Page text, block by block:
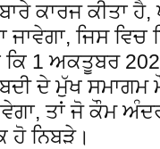
ਬਾਰੇ ਕਾਰਜ
ਜਿਸ ਵਿਚ
ਕਿ 1 ਅਕਤੂਬਰ
ਦੇ ਮੁੱਖ
ਤਾਂ ਜੋ ਕੌਮ
ਹੋ ਨਿਬੜੇ।